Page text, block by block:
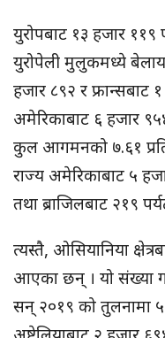
युरोपबाट १३ हजार
युरोपेली मुलुकमध्ये
हजार ८९२ र
अमेरिकाबाट ६ हजार
कुल आगमनको ७.६१
राज्य अमेरिकाबाट ५
तथा ब्राजिलबाट २१९
त्यस्तै, ओसियानिया
आएका छन् । यो संख्या
सन् २०१९ को तुलनामा